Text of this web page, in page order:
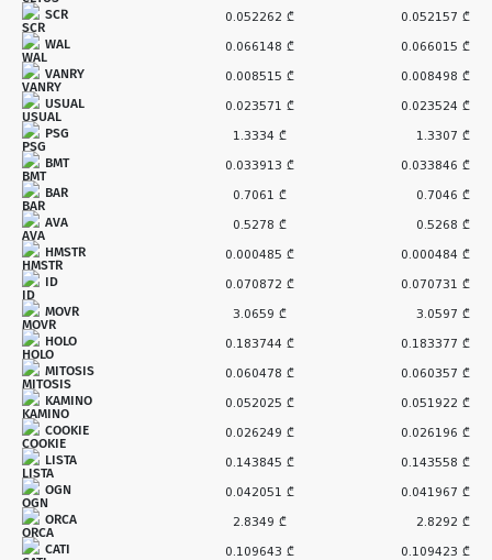
SCR 0.052262 ₾ 0.052157 ₾
WAL 0.066148 ₾ 0.066015 ₾
VANRY 0.008515 ₾ 0.008498 ₾
USUAL 0.023571 ₾ 0.023524 ₾
PSG 1.3334 ₾ 1.3307 ₾
BMT 0.033913 ₾ 0.033846 ₾
BAR 0.7061 ₾ 0.7046 ₾
AVA 0.5278 ₾ 0.5268 ₾
HMSTR 0.000485 ₾ 0.000484 ₾
ID 0.070872 ₾ 0.070731 ₾
MOVR 3.0659 ₾ 3.0597 ₾
HOLO 0.183744 ₾ 0.183377 ₾
MITOSIS 0.060478 ₾ 0.060357 ₾
KAMINO 0.052025 ₾ 0.051922 ₾
COOKIE 0.026249 ₾ 0.026196 ₾
LISTA 0.143845 ₾ 0.143558 ₾
OGN 0.042051 ₾ 0.041967 ₾
ORCA 2.8349 ₾ 2.8292 ₾
CATI 0.109643 ₾ 0.109423 ₾